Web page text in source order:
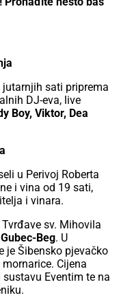
sati priprema
DJ-eva, live
Boy, Viktor, Dea
u Perivoj Roberta
i vina od 19 sati,
i vinara.
sv. Mihovila
Beg. U
je Šibensko pjevačko
Cijena
Eventim te na